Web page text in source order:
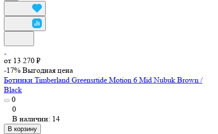
от 13 270 ₽
-17% Выгодная цена
Ботинки Timberland Greensrtide Motion 6 Mid Nubuk Brown /
Black
0
0
В наличии: 14
В корзину